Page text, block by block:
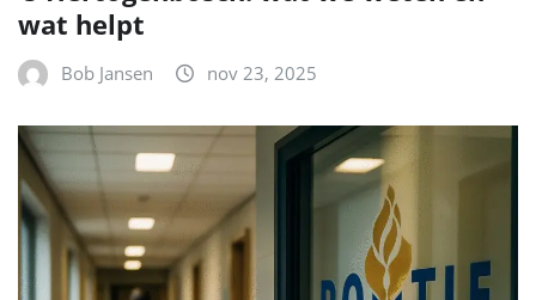
NIEUWS
Onvoorwaardelijk strafontslag bij
Politie Oost-Brabant: de grenzen van
nevenwerk en integriteit